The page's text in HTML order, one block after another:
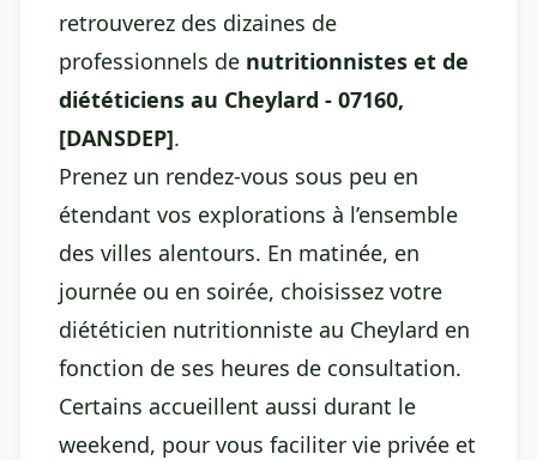
retrouverez des dizaines de
professionnels de nutritionnistes et de
diététiciens au Cheylard - 07160,
[DANSDEP].
Prenez un rendez-vous sous peu en
étendant vos explorations à l’ensemble
des villes alentours. En matinée, en
journée ou en soirée, choisissez votre
diététicien nutritionniste au Cheylard en
fonction de ses heures de consultation.
Certains accueillent aussi durant le
weekend, pour vous faciliter vie privée et